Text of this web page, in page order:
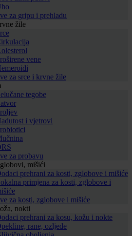
za gripu i prehladu
žile
vene
za srce i krvne žile
tegobe
i vjetrovi
za probavu
mišići
prehrani za kosti, zglobove i mišiće
primjena za kosti, zglobove i
za kosti, zglobove i mišiće
nokti
prehrani za kosu, kožu i nokte
rane, ozljede